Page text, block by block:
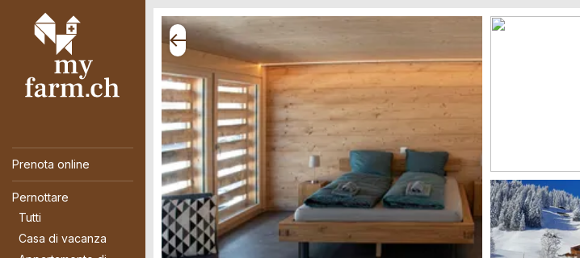
Prenota online
Pernottare
Tutti
Casa di vacanza